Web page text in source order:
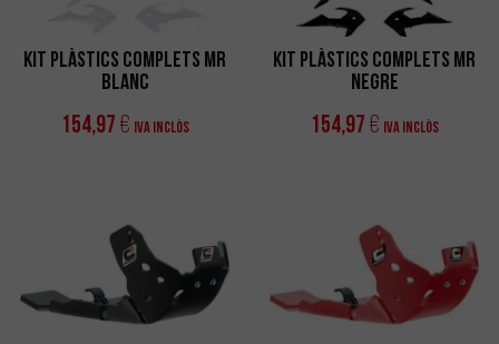
Kit Plàstics Complets MR
Blanc
154,97 € IVA Inclòs
Kit Plàstics Complets MR
Negre
154,97 € IVA Inclòs